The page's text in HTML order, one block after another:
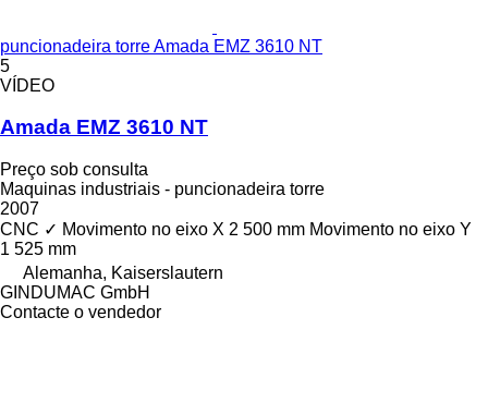
puncionadeira torre Amada EMZ 3610 NT
5
VÍDEO
Amada EMZ 3610 NT
Preço sob consulta
Maquinas industriais - puncionadeira torre
2007
CNC ✓ Movimento no eixo X 2 500 mm Movimento no eixo Y
1 525 mm
Alemanha, Kaiserslautern
GINDUMAC GmbH
Contacte o vendedor